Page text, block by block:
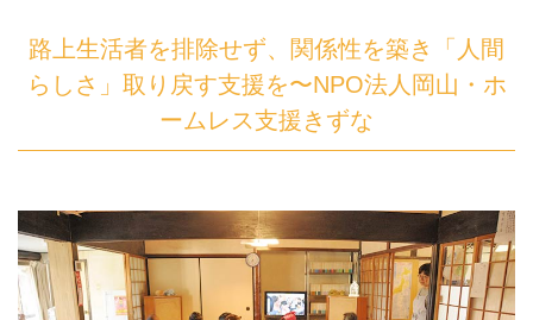
路上生活者を排除せず、関係性を築き「人間
らしさ」取り戻す支援を〜NPO法人岡山・ホ
ームレス支援きずな